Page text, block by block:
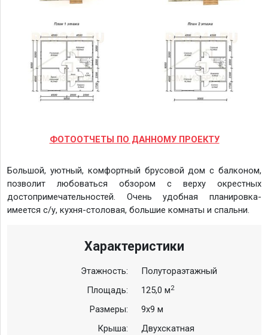
ФОТООТЧЕТЫ ПО ДАННОМУ ПРОЕКТУ
Большой, уютный, комфортный брусовой дом с балконом,
позволит любоваться обзором с верху окрестных
достопримечательностей. Очень удобная планировка-
имеется с/у, кухня-столовая, большие комнаты и спальни.
Характеристики
Этажность:
Полутораэтажный
Площадь:
125,0 м2
Размеры:
9х9 м
Крыша:
Двухскатная